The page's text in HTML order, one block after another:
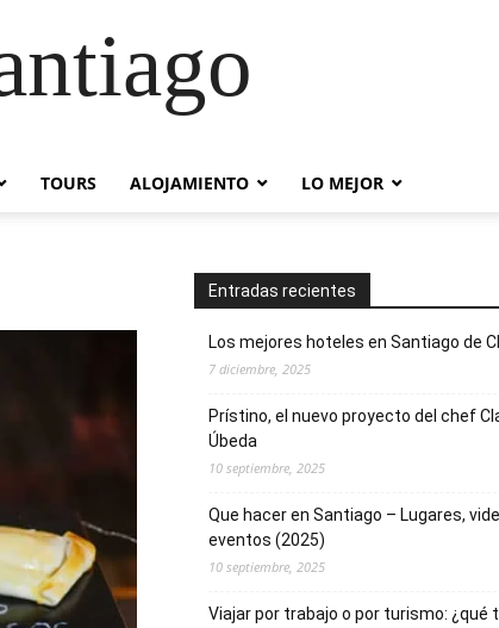
TOURS ALOJAMIENTO LO MEJOR
Entradas recientes
Los mejores hoteles en Santiago de
7 diciembre, 2025
Prístino, el nuevo proyecto del chef
Úbeda
10 septiembre, 2025
Que hacer en Santiago – Lugares,
eventos (2025)
10 septiembre, 2025
Viajar por trabajo o por turismo: ¿qué